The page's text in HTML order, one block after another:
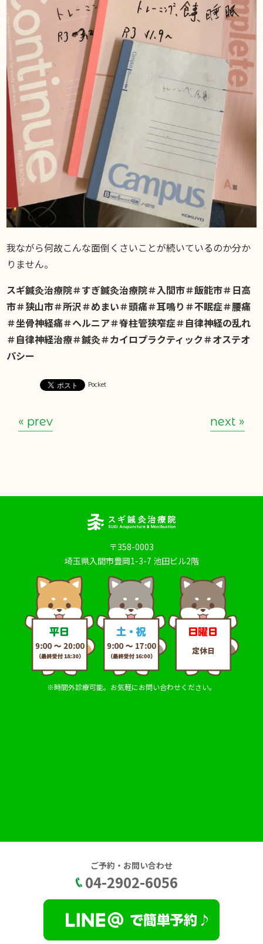
我ながら何故こんな面倒くさいことが続いているのか分か
りません。
スギ鍼灸治療院＃すぎ鍼灸治療院＃入間市＃飯能市＃日高
市＃狭山市＃所沢＃めまい＃頭痛＃耳鳴り＃不眠症＃腰痛
＃坐骨神経痛＃ヘルニア＃脊柱管狭窄症＃自律神経の乱れ
＃自律神経治療＃鍼灸＃カイロプラクティック＃オステオ
パシー
Pocket
« prev next »
〒358-0003
埼玉県入間市豊岡1-3-7 池田ビル2階
※時間外診療可能。お気軽にお問い合わせください。
ご予約・お問い合わせ
04-2902-6056